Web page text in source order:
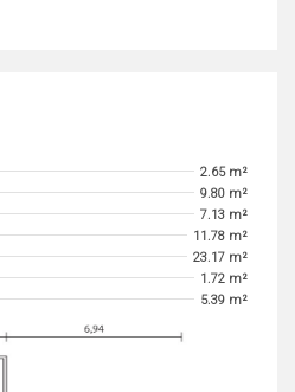
2.65 m²
9.80 m²
7.13 m²
11.78 m²
23.17 m²
1.72 m²
5.39 m²